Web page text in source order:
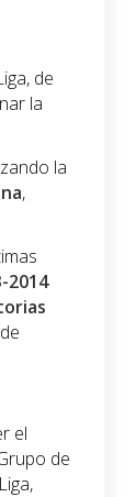
de
la
la
,
2014
el
de